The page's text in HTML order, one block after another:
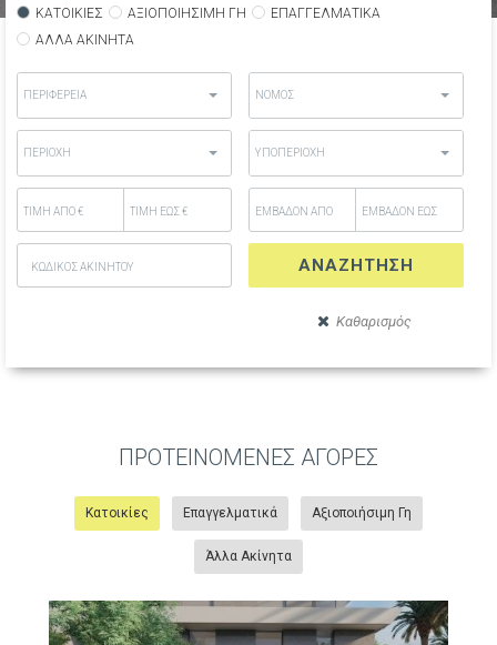
ΚΑΤΟΙΚΙΕΣ ΑΞΙΟΠΟΙΗΣΙΜΗ ΓΗ
ΕΠΑΓΓΕΛΜΑΤΙΚΑ
ΑΛΛΑ ΑΚΙΝΗΤΑ
ΠΕΡΙΦΕΡΕΙΑ ΝΟΜΟΣ
ΠΕΡΙΟΧΗ ΥΠΟΠΕΡΙΟΧΗ
ΑΝΑΖΗΤΗΣΗ
ΠΡΟΤΕΙΝΟΜΕΝΕΣ ΑΓΟΡΕΣ
Κατοικίες Επαγγελματικά Αξιοποιήσιμη Γη
Άλλα Ακίνητα